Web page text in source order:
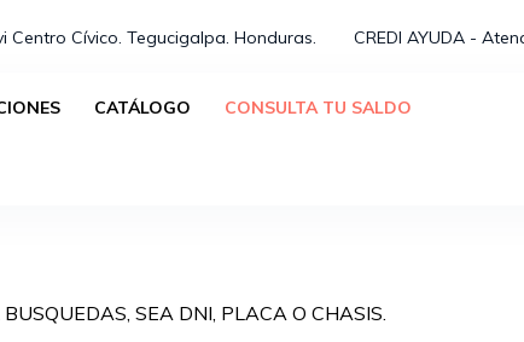
Centro Cívico. Tegucigalpa. Honduras.⁣ CREDI AYUDA -
CATÁLOGO CONSULTA TU SALDO
SEA DNI, PLACA O CHASIS.